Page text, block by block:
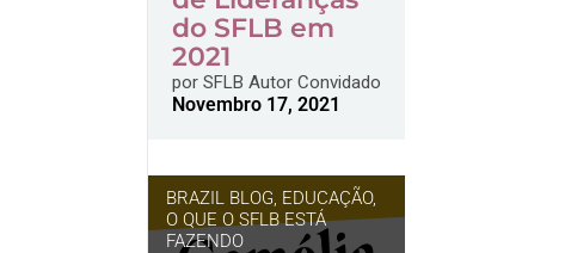
do SFLB em
2021
porSFLB Autor Convidado
Novembro 17, 2021
BRAZIL BLOG, EDUCAÇÃO,
O QUE O SFLB ESTÁ
FAZENDO